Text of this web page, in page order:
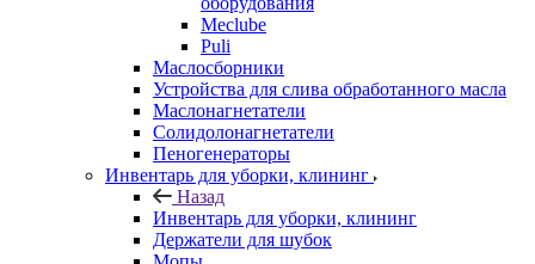
Meclube
Puli
Маслосборники
Устройства для слива обработанного масла
Маслонагнетатели
Солидолонагнетатели
Пеногенераторы
Инвентарь для уборки, клининг
Назад
Инвентарь для уборки, клининг
Держатели для шубок